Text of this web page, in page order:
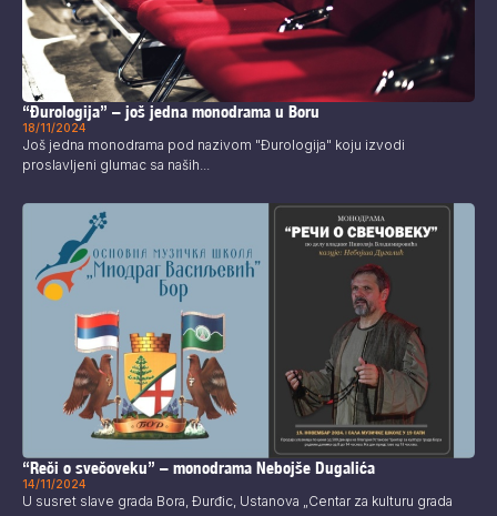
“Đurologija” – još jedna monodrama u Boru
18/11/2024
Još jedna monodrama pod nazivom "Đurologija" koju izvodi
proslavljeni glumac sa naših...
“Reči o svečoveku” – monodrama Nebojše Dugalića
14/11/2024
U susret slave grada Bora, Đurđic, Ustanova „Centar za kulturu grada